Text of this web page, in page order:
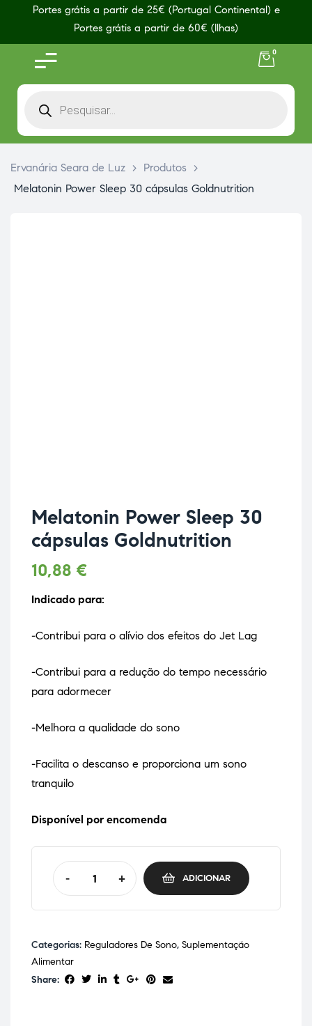
Portes grátis a partir de 25€ (Portugal Continental) e
Portes grátis a partir de 60€ (Ilhas)
0
Ervanária Seara de Luz > Produtos
>
Melatonin Power Sleep 30 cápsulas Goldnutrition
Melatonin Power Sleep 30
cápsulas Goldnutrition
10,88 €
Indicado para:
-Contribui para o alívio dos efeitos do Jet Lag
-Contribui para a redução do tempo necessário
para adormecer
-Melhora a qualidade do sono
-Facilita o descanso e proporciona um sono
tranquilo
Disponível por encomenda
- + ADICIONAR
Categorias: Reguladores De Sono, Suplementação
Alimentar
Share: